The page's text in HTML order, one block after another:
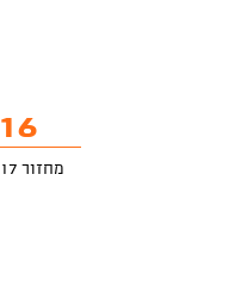
16 נקודות
מחזור 17 נגד הפועל י-ם בבית